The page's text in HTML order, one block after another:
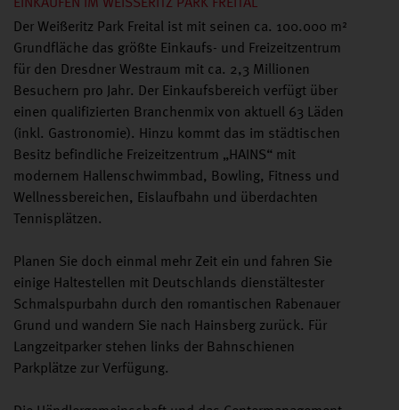
Der Weißeritz Park Freital ist mit seinen ca. 100.000 m²
Grundfläche das größte Einkaufs- und Freizeitzentrum
für den Dresdner Westraum mit ca. 2,3 Millionen
Besuchern pro Jahr. Der Einkaufsbereich verfügt über
einen qualifizierten Branchenmix von aktuell 63 Läden
(inkl. Gastronomie). Hinzu kommt das im städtischen
Besitz befindliche Freizeitzentrum „HAINS“ mit
modernem Hallenschwimmbad, Bowling, Fitness und
Wellnessbereichen, Eislaufbahn und überdachten
Tennisplätzen.
Planen Sie doch einmal mehr Zeit ein und fahren Sie
einige Haltestellen mit Deutschlands dienstältester
Schmalspurbahn durch den romantischen Rabenauer
Grund und wandern Sie nach Hainsberg zurück. Für
Langzeitparker stehen links der Bahnschienen
Parkplätze zur Verfügung.